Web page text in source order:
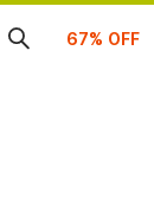
Suscríbete